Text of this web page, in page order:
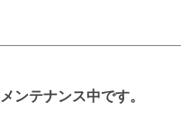
ンテナンス中です。